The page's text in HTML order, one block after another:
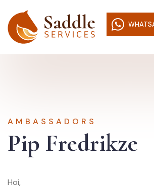
AMBASSADORS
Pip Fredrikze
Hoi,